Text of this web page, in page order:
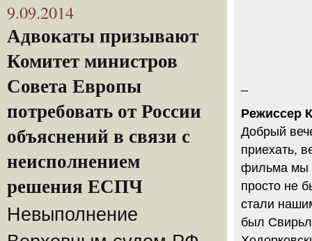
9.09.2014
Адвокаты призывают
Комитет министров
Совета Европы
потребовать от России
объяснений в связи с
неисполнением
решения ЕСПЧ
Невыполнение
Режиссер
Добрый
приехать,
фильма мы
просто не
стали
был